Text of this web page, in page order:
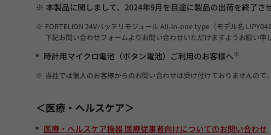
※ 本製品に関しまして、2024年9月を目途に製品の出荷を終了さ
※ FORTELION 24Vバッテリモジュール All-in-one type（モデル名
下記お問い合わせフォームよりお問い合わせいただけますようお願い申
時計用マイクロ電池（ボタン電池）ご利用のお客様へ※
※ 当社では個人のお客様からのお問い合わせは受け付けておりませんので
＜医療・ヘルスケア＞
医療・ヘルスケア機器 医療従事者向けについてのお問い合わせ